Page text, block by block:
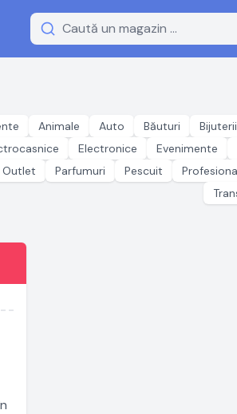
Animale Auto Băuturi Bijuterii
Electronice Evenimente
Outlet Parfumuri Pescuit